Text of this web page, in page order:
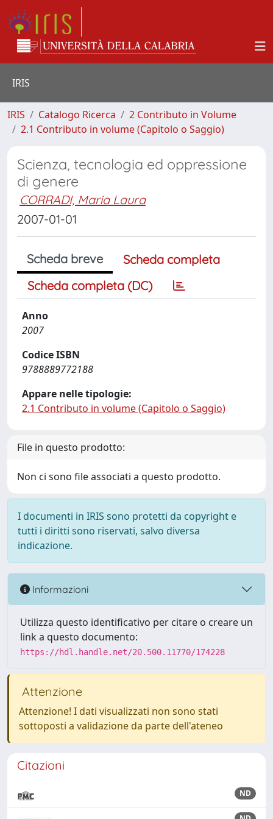
IRIS
IRIS Catalogo Ricerca
2 Contributo in Volume
2.1 Contributo in volume (Capitolo o Saggio)
Scienza, tecnologia ed oppressione
di genere
CORRADI, Maria Laura
2007-01-01
Scheda breve
Scheda completa
Scheda completa (DC)
Anno
2007
Codice ISBN
9788889772188
Appare nelle tipologie:
2.1 Contributo in volume (Capitolo o Saggio)
File in questo prodotto:
Non ci sono file associati a questo prodotto.
I documenti in IRIS sono protetti da copyright e
tutti i diritti sono riservati, salvo diversa
indicazione.
Informazioni
Utilizza questo identificativo per citare o creare un
link a questo documento:
https://hdl.handle.net/20.500.11770/174228
Attenzione
Attenzione! I dati visualizzati non sono stati
sottoposti a validazione da parte dell'ateneo
Citazioni
ND